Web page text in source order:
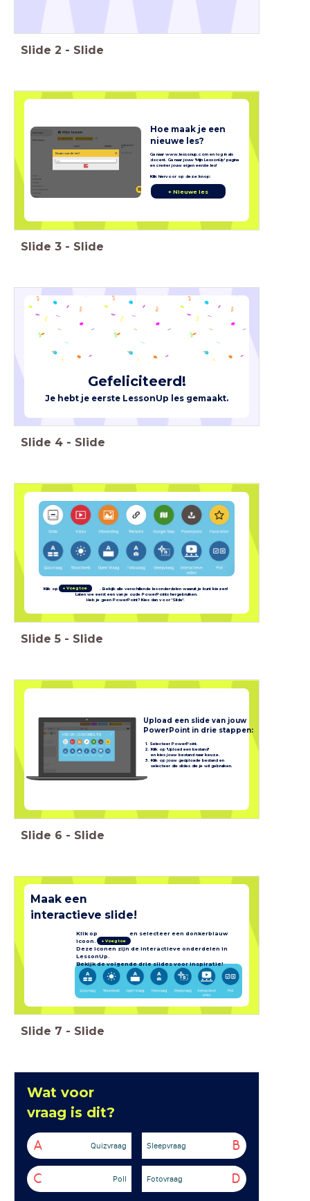
Slide 2 - Slide
Ga naar www.lessonup.com en log in als
docent. Ga naar jouw 'Mijn LessonUp' pagina
en creëer jouw eigen eerste les!
Klik hiervoor op deze knop:
+ Nieuwe les
Hoe maak je een
nieuwe les?
Slide 3 - Slide
Gefeliciteerd!
Je hebt je eerste LessonUp les gemaakt.
Slide 4 - Slide
Hoe maak je een
nieuwe les?
Klik op . Bekijk alle verschillende lesonderdelen waaruit je kunt kiezen!
Laten we eerst een van je oude PowerPoints hergebruiken.
Heb je geen PowerPoint? Kies dan voor 'Slide'.
+ Voeg toe
Slide 5 - Slide
1. Selecteer PowerPoint.
2. Klik op 'Upload een bestand'
en kies jouw bestand naar keuze.
3. Klik op jouw geüploade bestand en
selecteer die slides die je wil gebruiken.
Upload een slide van jouw
PowerPoint in drie stappen:
Slide 6 - Slide
Maak een
interactieve slide!
Klik op en selecteer een donkerblauw
icoon.
Deze iconen zijn de interactieve onderdelen in
LessonUp.
Bekijk de volgende drie slides voor inspiratie!
+ Voeg toe
Slide 7 - Slide
Wat voor
vraag is dit?
A Quizvraag B
Sleepvraag
C Poll D
Fotovraag